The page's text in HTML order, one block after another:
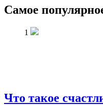
Самое
1
Что такое